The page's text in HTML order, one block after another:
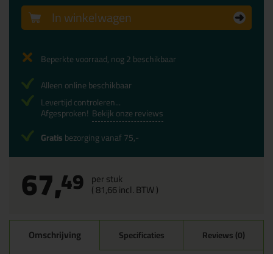
67,49 per stuk
(81,66incl. BTW )
In winkelwagen
Beperkte voorraad, nog 2 beschikbaar
Alleen online beschikbaar
Levertijd controleren...
Afgesproken! Bekijk onze reviews
Gratisbezorging vanaf 75,-
Omschrijving Specificaties Reviews (0)